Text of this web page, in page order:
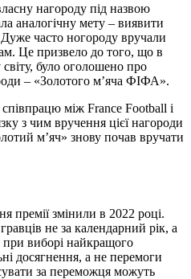
нагороду під назвою
аналогічну мету – виявити
часто ногороду вручали
Це призвело до того, що в
було оголошено про
– «Золотого м’яча ФІФА».
співпрацю між France Football і
з чим вручення цієї нагороди
м’яч» знову почав вручати
премії змінили в 2022 році.
не за календарний рік, а
при виборі найкращого
досягнення, а не перемоги
за переможця можуть